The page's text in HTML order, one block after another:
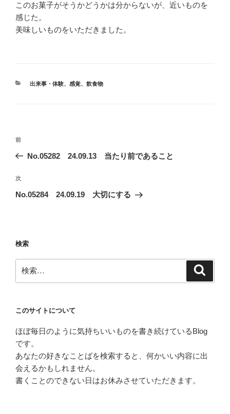
このお菓子がそうかどうかは分からないが、近いものを
感じた。
美味しいものをいただきました。
カ
出来事・体験、 感覚、 飲食物
投
ビ
ゲ
ン
前
の
稿
前
No.05282 24.09.13 当たり前であること
次
の
次
No.05284 24.09.19 大切にする
検索
索:
このサイトについて
ほぼ毎日のように気持ちいいものを書き続けているBlog
です。
あなたの好きなことばを検索すると、何かいい内容に出
会えるかもしれません。
書くことのできない日はお休みさせていただきます。